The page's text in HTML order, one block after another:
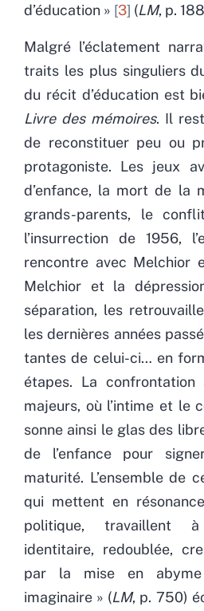
d’éducation » 3 (LM, p.
Malgré l’éclatement
traits les plus singuliers
du récit d’éducation est
Livre des mémoires. Il
de reconstituer peu ou
protagoniste. Les jeux
d’enfance, la mort de la
grands-parents, le
l’insurrection de 1956,
rencontre avec Melchior
Melchior et la
séparation, les
les dernières années
tantes de celui-ci… en
étapes. La confrontation
majeurs, où l’intime et le
sonne ainsi le glas des
de l’enfance pour
maturité. L’ensemble de
qui mettent en
politique, travaillent
identitaire, redoublée,
par la mise en
imaginaire » (LM, p. 750)